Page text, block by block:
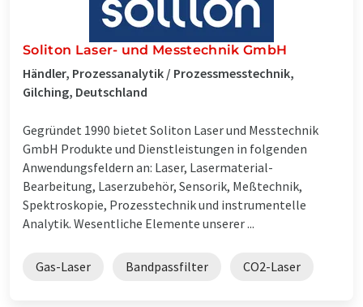
Soliton Laser- und Messtechnik GmbH
Händler, Prozessanalytik / Prozessmesstechnik,
Gilching, Deutschland
Gegründet 1990 bietet Soliton Laser und Messtechnik
GmbH Produkte und Dienstleistungen in folgenden
Anwendungsfeldern an: Laser, Lasermaterial-
Bearbeitung, Laserzubehör, Sensorik, Meßtechnik,
Spektroskopie, Prozesstechnik und instrumentelle
Analytik. Wesentliche Elemente unserer ...
Gas-Laser Bandpassfilter CO2-Laser